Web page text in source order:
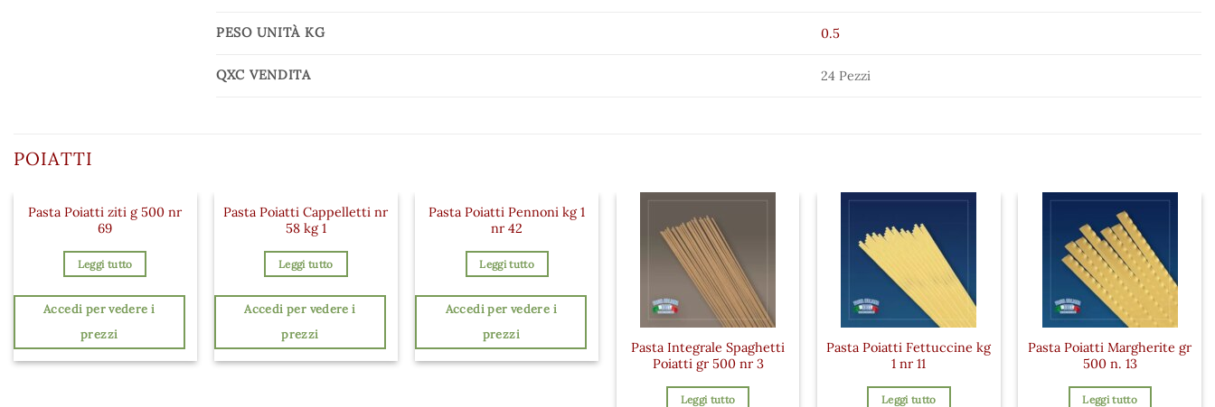
PESO UNITÀ KG 0.5
QXC VENDITA 24 Pezzi
POIATTI
Pasta Poiatti ziti g 500 nr
69
Leggi tutto
Accedi per vedere i
prezzi
Pasta Poiatti Cappelletti nr
58 kg 1
Leggi tutto
Accedi per vedere i
prezzi
Pasta Poiatti Pennoni kg 1
nr 42
Leggi tutto
Accedi per vedere i
prezzi
Pasta Integrale Spaghetti
Poiatti gr 500 nr 3
Leggi tutto
Pasta Poiatti Fettuccine kg
1 nr 11
Leggi tutto
Pasta Poiatti Margherite gr
500 n. 13
Leggi tutto